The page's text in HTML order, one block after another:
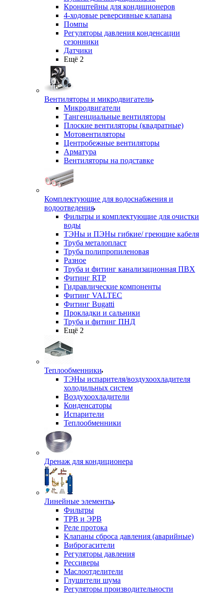
Кронштейны для кондиционеров
4-ходовые реверсивные клапана
Помпы
Регуляторы давления конденсации
сезонники
Датчики
Ещё 2
Вентиляторы и микродвигатели
Микродвигатели
Тангенциальные вентиляторы
Плоские вентиляторы (квадратные)
Мотовентиляторы
Центробежные вентиляторы
Арматура
Вентиляторы на подставке
Комплектующие для водоснабжения и
водоотведения
Фильтры и комплектующие для очистки
воды
ТЭНы и ПЭНы гибкие/ греющие кабеля
Труба металопласт
Труба полипропиленовая
Разное
Труба и фитинг канализационная ПВХ
Фитинг RTP
Гидравлические компоненты
Фитинг VALTEC
Фитинг Bugatti
Прокладки и сальники
Труба и фитинг ПНД
Ещё 2
Теплообменники
ТЭНы испарителя/воздухоохладителя
холодильных систем
Воздухоохладители
Конденсаторы
Испарители
Теплообменники
Дренаж для кондиционера
Линейные элементы
Фильтры
ТРВ и ЭРВ
Реле протока
Клапаны сброса давления (аварийные)
Виброгасители
Регуляторы давления
Рессиверы
Маслоотделители
Глушители шума
Регуляторы производительности